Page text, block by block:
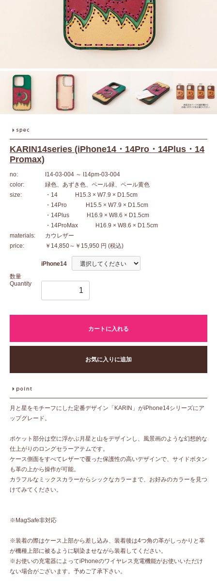
KARIN14series (iPhone14・14Pro・14Plus・14
Promax)
no: I14-03-004 ～ I14pm-03-004
color:
緑色、あずき色、ペール緑、ペール黄色
size:
・14 H15.3 × W7.9 × D1.5cm
・14Pro H15.5 × W7.9 × D1.5cm
・14Plus H16.9 × W8.6 × D1.5cm
・14ProMax H16.9 × W8.6 × D1.5cm
materials:
カウレザー
price:
￥14,850～￥15,950 円 (税込)
数量
Quantity
iPhone14
カートに入れる
お気に入りに追加
月と星をモチーフにした定番デザイン「KARIN」がiPhone14シリーズにア
ップグレード。
ポケット部分は空に浮かぶ月星と山をデザインし、風景画のような幻想的な
仕上がりのロングセラーアテムです。
ケース側面をすべてレザーで覆った保護性の高いデザインで、サイドボタン
も革の上から操作が可能。
カラフルなミックスカラーからシックなカラーまで、お好みのカラーを見つ
けてみてください。
※MagSafe非対応
※装着の際はケース上部から差し込み、装着後は4つ角の革がしっかりと革
が機種上部に被るように馴染ませながら装着してください。
※お使いの充電器によってiPhoneのワイヤレス充電機能がお使いいただけ
ない場合がございます。予めご了承下さい。